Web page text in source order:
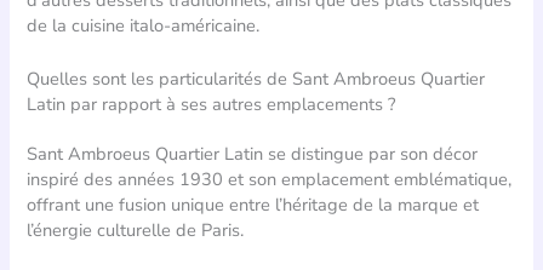
de la cuisine italo-américaine.
Quelles sont les particularités de Sant Ambroeus Quartier
Latin par rapport à ses autres emplacements ?
Sant Ambroeus Quartier Latin se distingue par son décor
inspiré des années 1930 et son emplacement emblématique,
offrant une fusion unique entre l’héritage de la marque et
l’énergie culturelle de Paris.